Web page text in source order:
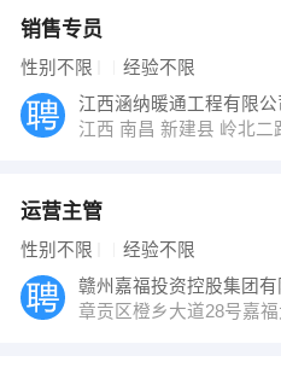
销售专员
性别不限 经验不限
江西涵纳暖通工程有限公
江西 南昌 新建县 岭北二
运营主管
性别不限 经验不限
赣州嘉福投资控股集团有
章贡区橙乡大道28号嘉福